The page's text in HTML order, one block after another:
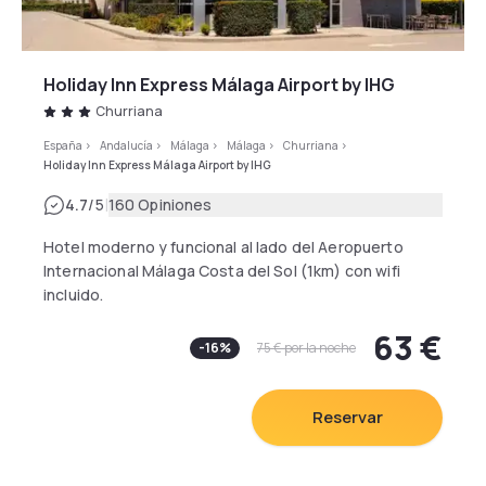
Holiday Inn Express Málaga Airport by IHG
Churriana
España > Andalucía > Málaga > Málaga > Churriana >
Holiday Inn Express Málaga Airport by IHG
4.7/5|160 Opiniones
Hotel moderno y funcional al lado del Aeropuerto
Internacional Málaga Costa del Sol (1km) con wifi
incluido.
acceder fácilmente al hotel en 5 minutos.
Acceda también al Puerto y Centro Histórico con bus
Fácil acceso en coche a las Playas de Torremolinos y
Benalmádena o con otras líneas de bus (información
-16% 75 €por la noche 63 €
Reservar